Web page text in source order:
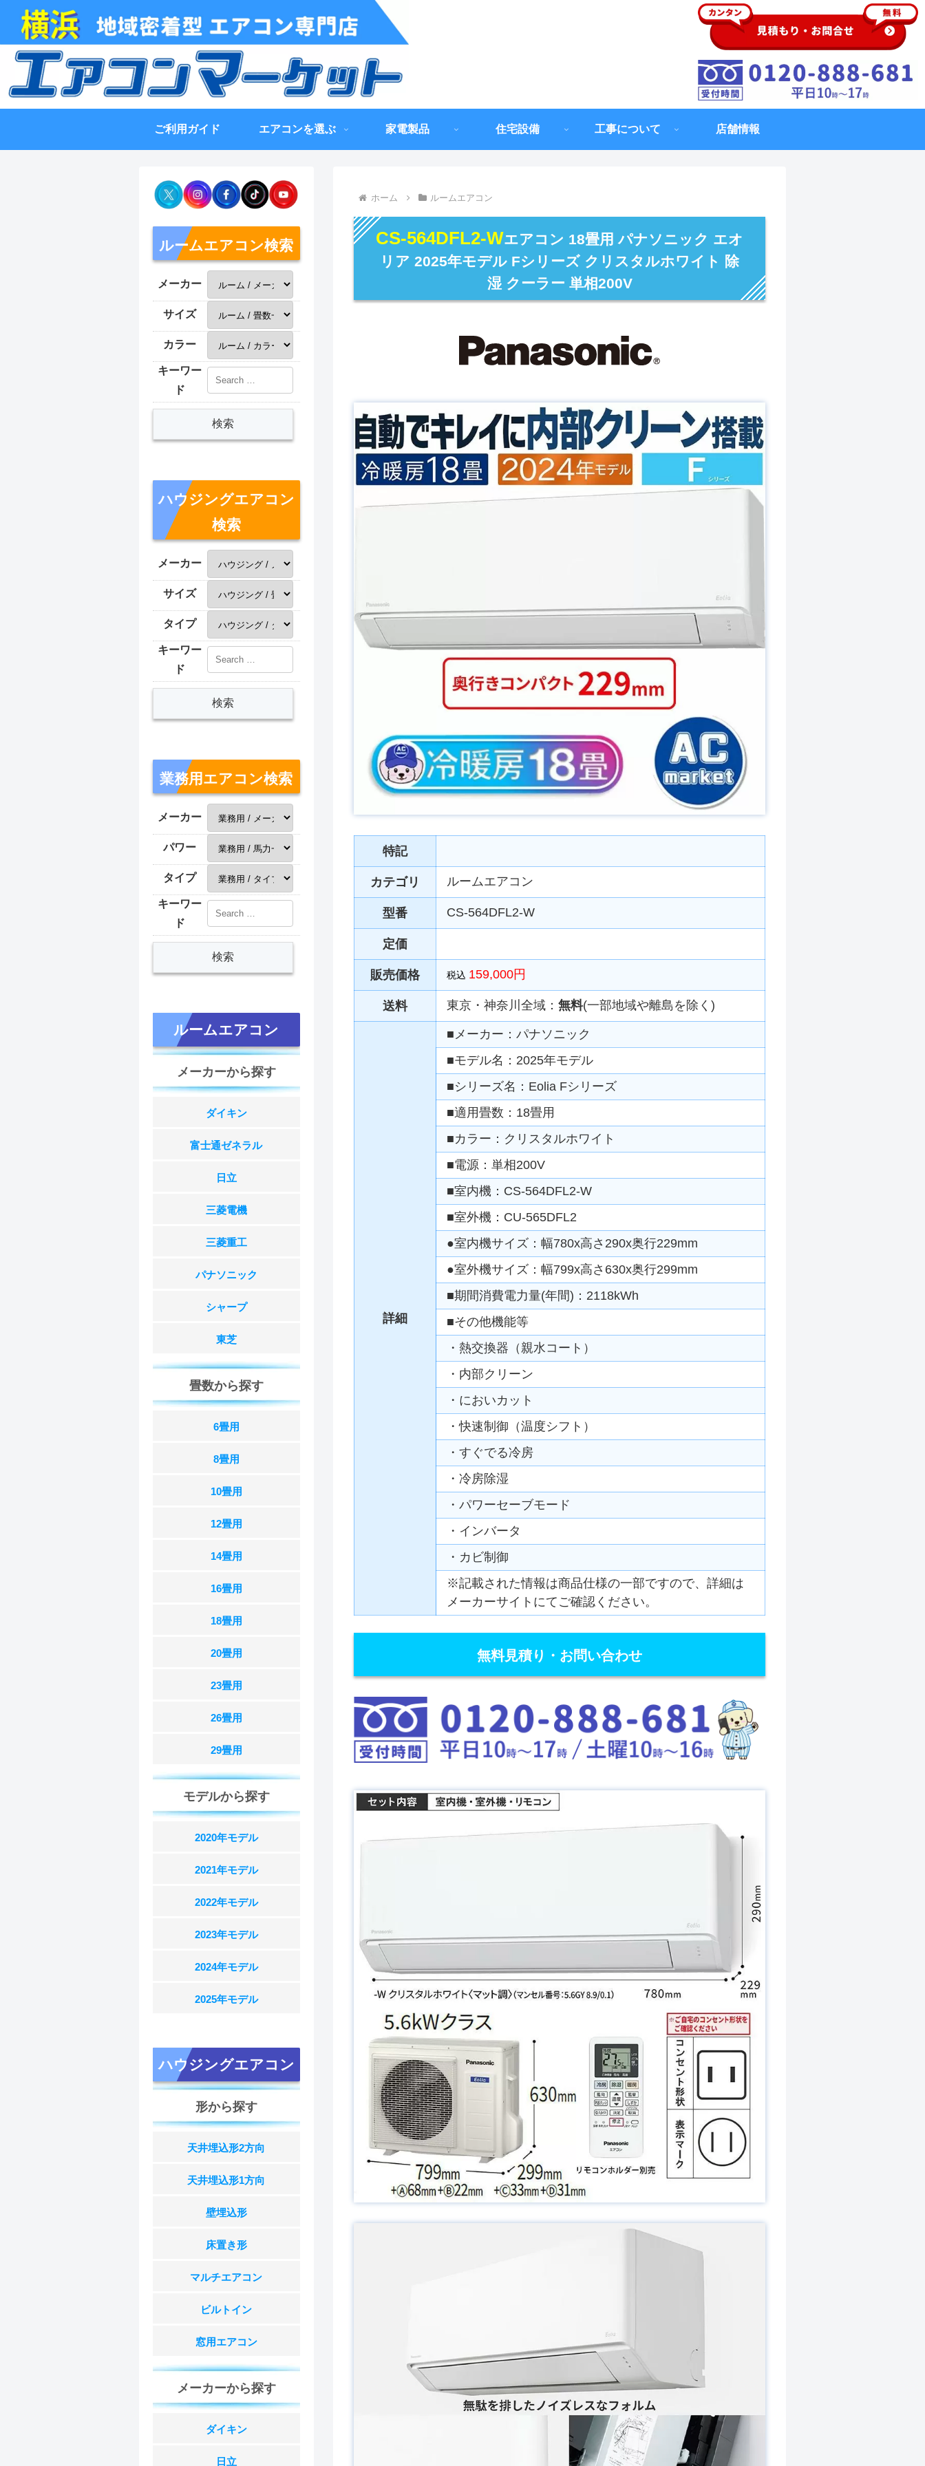
ご利用ガイド エアコンを選ぶ 家電製品 住宅設備 工事について 店舗情報
ホーム ルームエアコン
CS-564DFL2-Wエアコン 18畳用 パナソニック エオ
リア 2025年モデル Fシリーズ クリスタルホワイト 除
湿 クーラー 単相200V
特記
カテゴリ ルームエアコン
型番 CS-564DFL2-W
定価
販売価格 税込 159,000円
送料 東京・神奈川全域： 無料(一部地域や離島を除く)
詳細
■メーカー：パナソニック
■モデル名：2025年モデル
■シリーズ名：Eolia Fシリーズ
■適用畳数：18畳用
■カラー：クリスタルホワイト
■電源：単相200V
■室内機：CS-564DFL2-W
■室外機：CU-565DFL2
●室内機サイズ：幅780x高さ290x奥行229mm
●室外機サイズ：幅799x高さ630x奥行299mm
■期間消費電力量(年間)：2118kWh
■その他機能等
・熱交換器（親水コート）
・内部クリーン
・においカット
・快速制御（温度シフト）
・すぐでる冷房
・冷房除湿
・パワーセーブモード
・インバータ
・カビ制御
※記載された情報は商品仕様の一部ですので、詳細は
メーカーサイトにてご確認ください。
無料見積り・お問い合わせ
ルームエアコン検索
メーカー
サイズ
カラー
キーワー
ド
ハウジングエアコン
検索
メーカー
サイズ
タイプ
キーワー
ド
業務用エアコン検索
メーカー
パワー
タイプ
キーワー
ド
ルームエアコン
メーカーから探す
ダイキン
富士通ゼネラル
日立
三菱電機
三菱重工
パナソニック
シャープ
東芝
畳数から探す
6畳用
8畳用
10畳用
12畳用
14畳用
16畳用
18畳用
20畳用
23畳用
26畳用
29畳用
モデルから探す
2020年モデル
2021年モデル
2022年モデル
2023年モデル
2024年モデル
2025年モデル
ハウジングエアコン
形から探す
天井埋込形2方向
天井埋込形1方向
壁埋込形
床置き形
マルチエアコン
ビルトイン
窓用エアコン
メーカーから探す
ダイキン
日立